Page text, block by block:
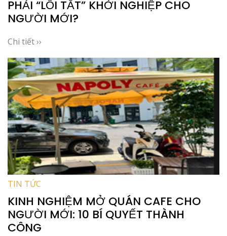
PHẢI “LỐI TẮT” KHỞI NGHIỆP CHO
NGƯỜI MỚI?
Chi tiết ››
TIN TỨC
KINH NGHIỆM MỞ QUÁN CAFE CHO
NGƯỜI MỚI: 10 BÍ QUYẾT THÀNH
CÔNG